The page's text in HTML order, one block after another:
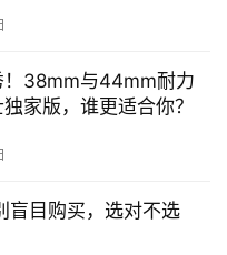
！38mm与44mm耐力
家版，谁更适合你？
盲目购买，选对不选